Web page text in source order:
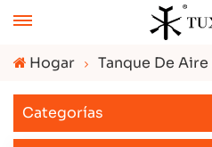
Hogar Tanque De
Categorías